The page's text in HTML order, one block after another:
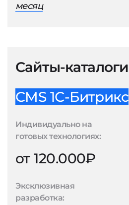
месяц
Сайты-каталоги
CMS 1С-Битрикс
Индивидуально на
готовых технологиях:
от 120.000₽
Эксклюзивная
разработка: